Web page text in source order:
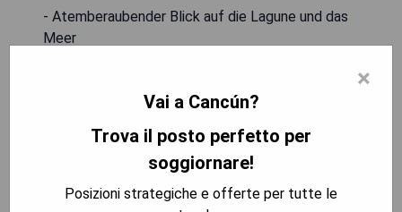
- Atemberaubender Blick auf die Lagune und das
Meer
- Nähe zu Einkaufszentren und
- Wasserpark für Unterhaltung vor Ort
MOSTRA I PREZZI
×
Vai a Cancún?
Trova il posto perfetto per
soggiornare!
Posizioni strategiche e offerte per tutte le